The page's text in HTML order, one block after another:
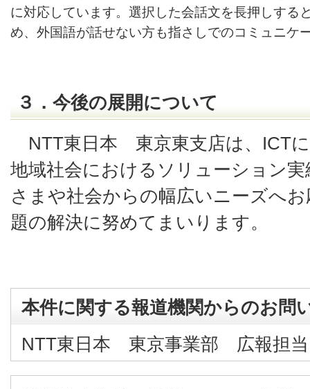
に対応しています。選択した会話文を長押しする
め、外国語が話せない方も指さしでのコミュニケ
３．今後の展開について
NTT東日本 東京東支店は、ICT
地域社会におけるソリューション
さまや社会からの幅広いニーズへ
題の解決に努めてまいります。
本件に関する報道機関からのお問
NTT東日本 東京事業部 広報担